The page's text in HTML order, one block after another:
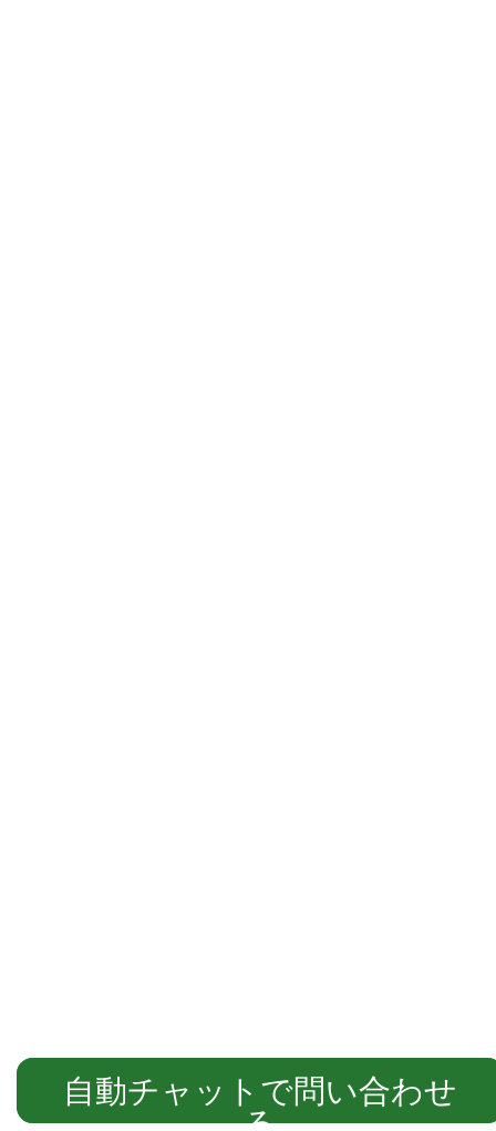
自動チャットでご案内します
自動チャットで問い合わせ
る